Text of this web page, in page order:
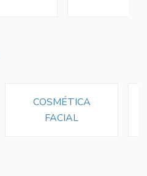
COSMÉTICA
FACIAL